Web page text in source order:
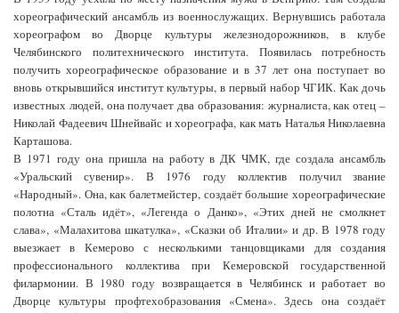
хореографический ансамбль из военнослужащих. Вернувшись работала
хореографом во Дворце культуры железнодорожников, в клубе
Челябинского политехнического института. Появилась потребность
получить хореографическое образование и в 37 лет она поступает во
вновь открывшийся институт культуры, в первый набор ЧГИК. Как дочь
известных людей, она получает два образования: журналиста, как отец –
Николай Фадеевич Шнейвайс и хореографа, как мать Наталья Николаевна
Карташова.
В 1971 году она пришла на работу в ДК ЧМК, где создала ансамбль
«Уральский сувенир». В 1976 году коллектив получил звание
«Народный». Она, как балетмейстер, создаёт большие хореографические
полотна «Сталь идёт», «Легенда о Данко», «Этих дней не смолкнет
слава», «Малахитова шкатулка», «Сказки об Италии» и др. В 1978 году
выезжает в Кемерово с несколькими танцовщиками для создания
профессионального коллектива при Кемеровской государственной
филармонии. В 1980 году возвращается в Челябинск и работает во
Дворце культуры профтехобразования «Смена». Здесь она создаёт